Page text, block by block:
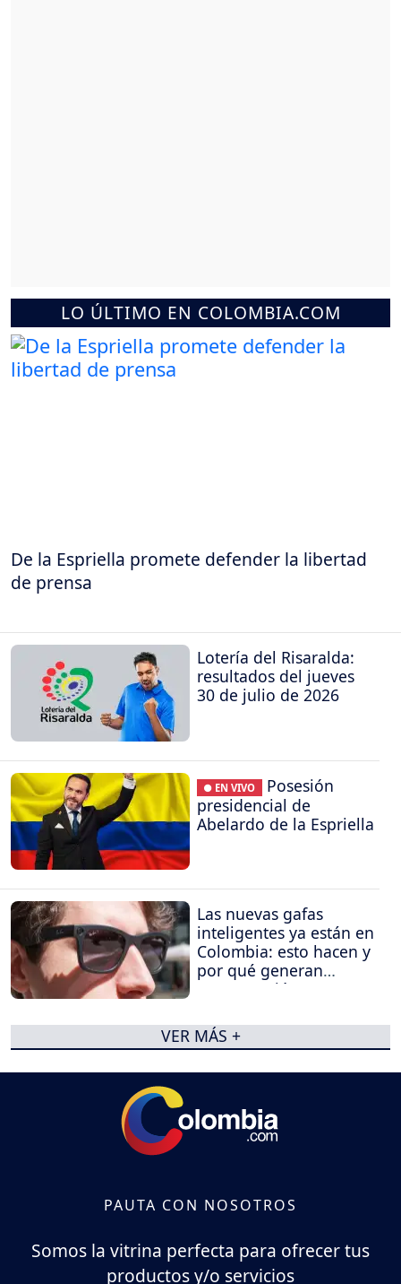
LO ÚLTIMO EN COLOMBIA.COM
De la Espriella promete defender la libertad
de prensa
Lotería del Risaralda:
resultados del jueves
30 de julio de 2026
● EN VIVO
Posesión
presidencial de
Abelardo de la Espriella
Las nuevas gafas
inteligentes ya están en
Colombia: esto hacen y
por qué generan
preocupación
VER MÁS +
PAUTA CON NOSOTROS
Somos la vitrina perfecta para ofrecer tus
productos y/o servicios